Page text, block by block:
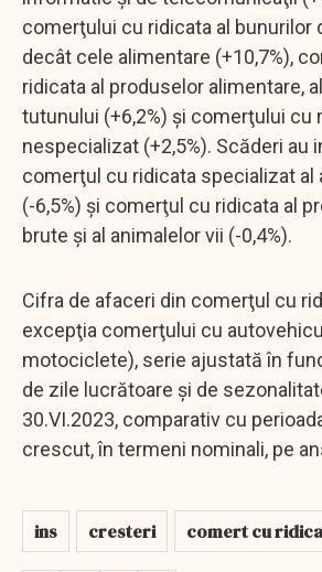
comerţului cu ridicata al bunurilor
decât cele alimentare (+10,7%),
ridicata al produselor alimentare,
tutunului (+6,2%) şi comerţului cu
nespecializat (+2,5%). Scăderi au
comerţul cu ridicata specializat al
(-6,5%) şi comerţul cu ridicata al
brute şi al animalelor vii (-0,4%).
Cifra de afaceri din comerţul cu
excepţia comerţului cu
motociclete), serie ajustată în
de zile lucrătoare şi de
30.VI.2023, comparativ cu
crescut, în termeni nominali, pe
ins cresteri comert cu